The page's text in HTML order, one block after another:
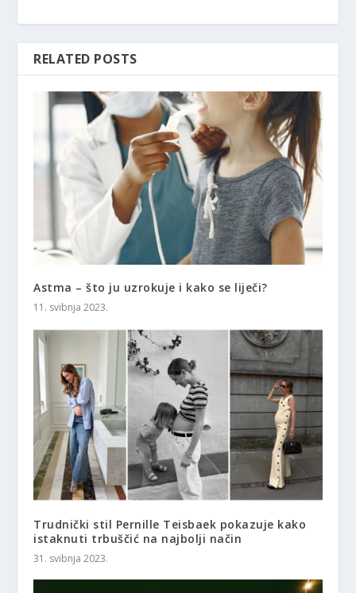
RELATED POSTS
Astma – što ju uzrokuje i kako se liječi?
11. svibnja 2023.
Trudnički stil Pernille Teisbaek pokazuje kako
istaknuti trbuščić na najbolji način
31. svibnja 2023.